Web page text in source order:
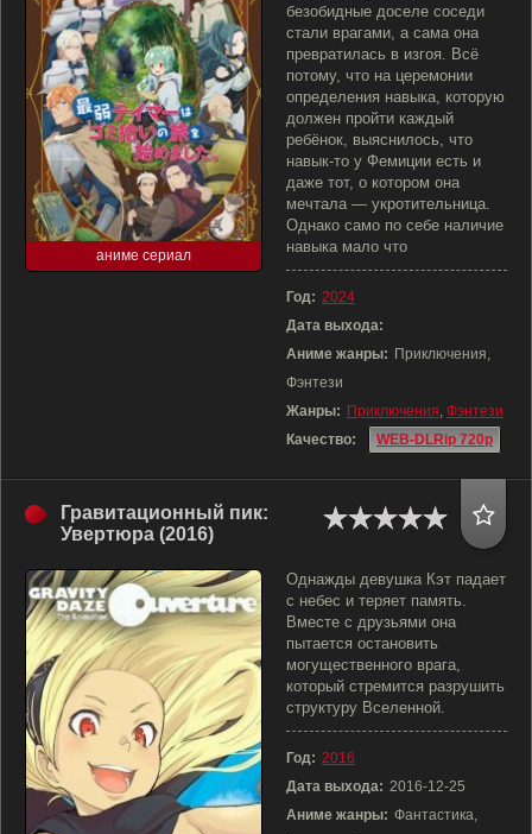
аниме сериал
безобидные доселе соседи
стали врагами, а сама она
превратилась в изгоя. Всё
потому, что на церемонии
определения навыка, которую
должен пройти каждый
ребёнок, выяснилось, что
навык-то у Фемиции есть и
даже тот, о котором она
мечтала — укротительница.
Однако само по себе наличие
навыка мало что
Год: 2024
Дата выхода:
Аниме жанры: Приключения,
Фэнтези
Жанры: Приключения, Фэнтези
Качество:
WEB-DLRip 720p
Гравитационный пик:
Увертюра (2016)
Однажды девушка Кэт падает
с небес и теряет память.
Вместе с друзьями она
пытается остановить
могущественного врага,
который стремится разрушить
структуру Вселенной.
Год: 2016
Дата выхода: 2016-12-25
Аниме жанры: Фантастика,